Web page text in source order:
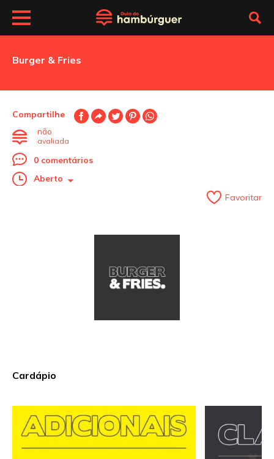
Burger & Fries
Compartilhe
não
avaliada
0 comentários
Aberto
Favoritar
Cardápio